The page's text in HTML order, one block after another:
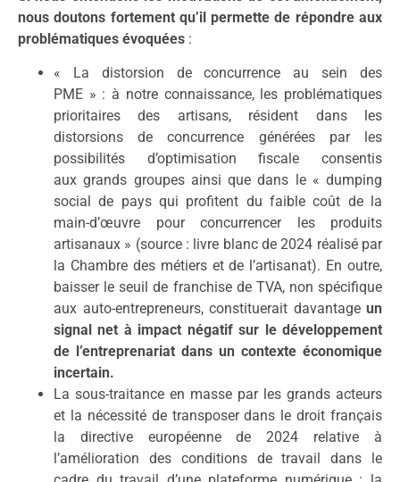
nous doutons fortement qu’il permette de répondre aux
problématiques évoquées :
« La distorsion de concurrence au sein des
PME » : à notre connaissance, les problématiques
prioritaires des artisans, résident dans les
distorsions de concurrence générées par les
possibilités d’optimisation fiscale consentis
aux grands groupes ainsi que dans le « dumping
social de pays qui profitent du faible coût de la
main-d’œuvre pour concurrencer les produits
artisanaux » (source : livre blanc de 2024 réalisé par
la Chambre des métiers et de l’artisanat). En outre,
baisser le seuil de franchise de TVA, non spécifique
aux auto-entrepreneurs, constituerait davantage un
signal net à impact négatif sur le développement
de l’entreprenariat dans un contexte économique
incertain.
La sous-traitance en masse par les grands acteurs
et la nécessité de transposer dans le droit français
la directive européenne de 2024 relative à
l’amélioration des conditions de travail dans le